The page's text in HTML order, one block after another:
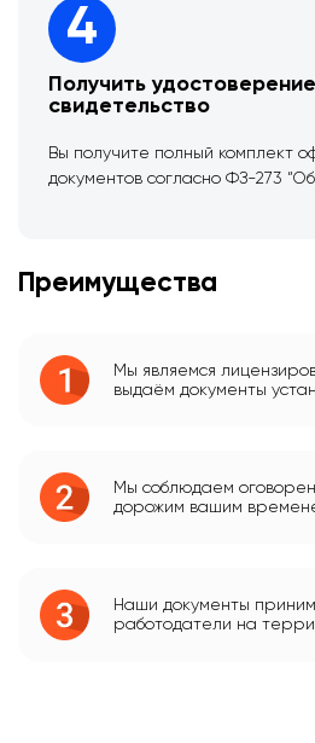
4
Получить
свидетельство
Вы получите полный комплект
документов согласно ФЗ-273
Преимущества
Мы являемся
выдаём документы
Мы соблюдаем
дорожим вашим
Наши документы
работодатели на